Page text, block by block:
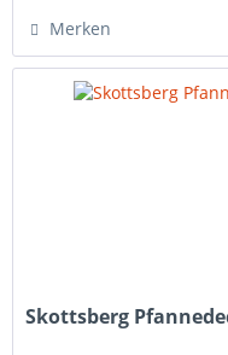
Merken
Skottsberg